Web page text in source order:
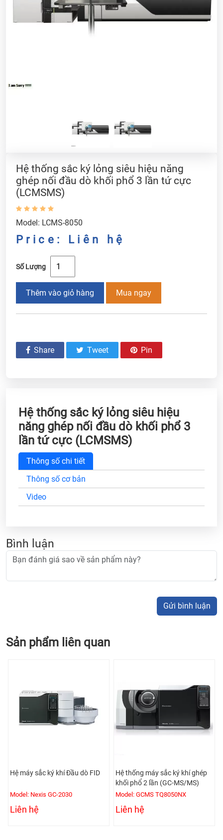
Hệ thống sắc ký lỏng siêu hiệu năng
ghép nối đầu dò khối phổ 3 lần tứ cực
(LCMSMS)
Model: LCMS-8050
Price: Liên hệ
Số Lượng
Thêm vào giỏ hàng Mua ngay
Share Tweet Pin
Hệ thống sắc ký lỏng siêu hiệu
năng ghép nối đầu dò khối phổ 3
lần tứ cực (LCMSMS)
Thông số chi tiết
Thông số cơ bản
Video
Bình luận
Gửi bình luận
Sản phẩm liên quan
Hệ máy sắc ký khí Đầu dò FID
Model: Nexis GC-2030
Liên hệ
Hệ thống máy sắc ký khí ghép
khối phổ 2 lần (GC-MS/MS)
Model: GCMS TQ8050NX
Liên hệ